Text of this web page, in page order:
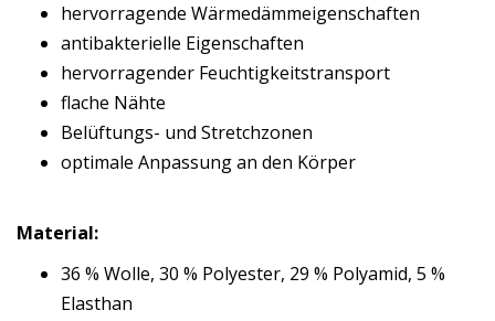
hervorragende Wärmedämmeigenschaften
antibakterielle Eigenschaften
hervorragender Feuchtigkeitstransport
flache Nähte
Belüftungs- und Stretchzonen
optimale Anpassung an den Körper
Material:
36 % Wolle, 30 % Polyester, 29 % Polyamid, 5 %
Elasthan